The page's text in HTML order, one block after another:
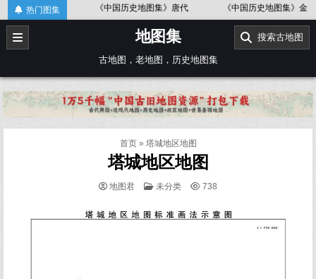
Skip
to
content
热门图集
《中国历史地图集》唐代 《中国历史地图集》金、南宋
地图集
古地图，老地图，历史地图集
搜索古地图
首页» 塔城地区地图
塔城地区地图
地图君
POSTED
未分类 738